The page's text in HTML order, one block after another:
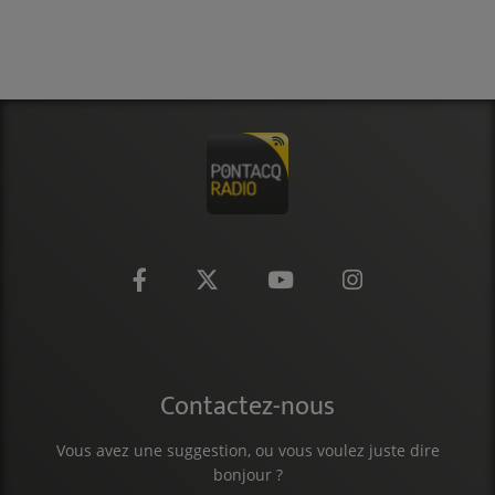
Contactez-nous
Vous avez une suggestion, ou vous voulez juste dire
bonjour ?